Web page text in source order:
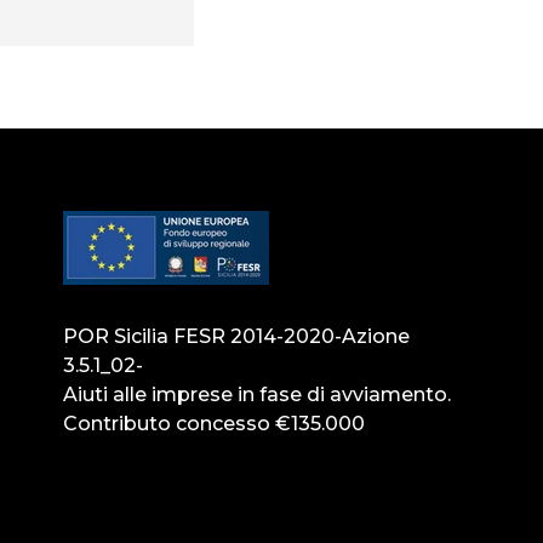
POR Sicilia FESR 2014-2020-Azione
3.5.1_02-
Aiuti alle imprese in fase di avviamento.
Contributo concesso €135.000